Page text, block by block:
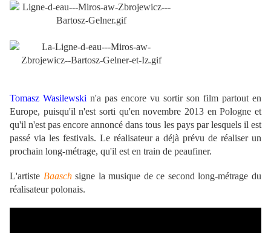
Tomasz Wasilewski n'a pas encore vu sortir son film partout en
Europe, puisqu'il n'est sorti qu'en novembre 2013 en Pologne et
qu'il n'est pas encore annoncé dans tous les pays par lesquels il est
passé via les festivals. Le réalisateur a déjà prévu de réaliser un
prochain long-métrage, qu'il est en train de peaufiner.
L'artiste Baaschsigne la musique de ce second long-métrage du
réalisateur polonais.